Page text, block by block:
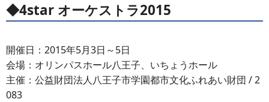
◆4star オーケストラ2015
開催日：2015年5月3日～5日
会場：オリンパスホール八王子、いちょうホール
主催：公益財団法人八王子市学園都市文化ふれあい財団 / 2
083